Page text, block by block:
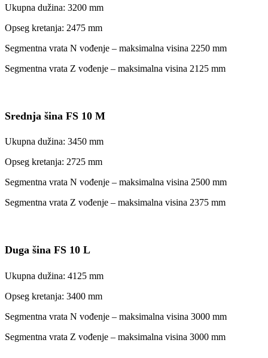
Ukupna dužina: 3200 mm
Opseg kretanja: 2475 mm
Segmentna vrata N vođenje – maksimalna visina 2250 mm
Segmentna vrata Z vođenje – maksimalna visina 2125 mm
Srednja šina FS 10 M
Ukupna dužina: 3450 mm
Opseg kretanja: 2725 mm
Segmentna vrata N vođenje – maksimalna visina 2500 mm
Segmentna vrata Z vođenje – maksimalna visina 2375 mm
Duga šina FS 10 L
Ukupna dužina: 4125 mm
Opseg kretanja: 3400 mm
Segmentna vrata N vođenje – maksimalna visina 3000 mm
Segmentna vrata Z vođenje – maksimalna visina 3000 mm